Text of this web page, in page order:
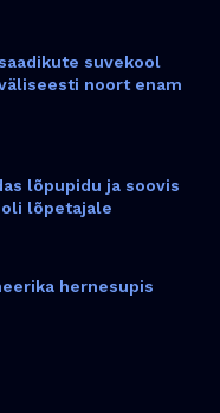
suvekool
noort enam
lõpupidu ja soovis
lõpetajale
hernesupis